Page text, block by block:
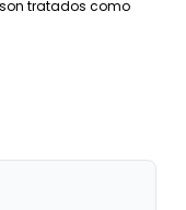
tratados como